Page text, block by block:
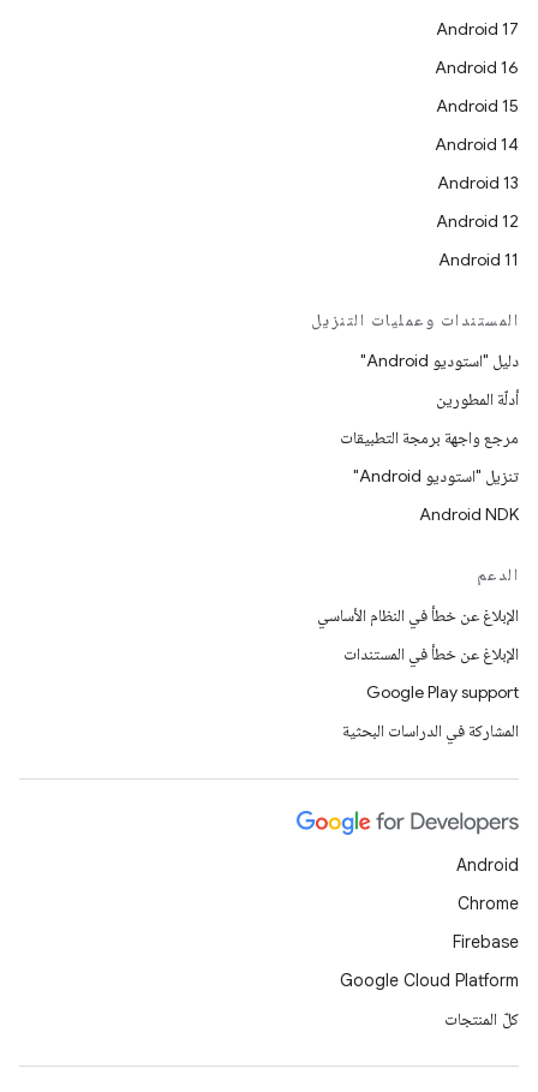
Android 17
Android 16
Android 15
Android 14
Android 13
Android 12
Android 11
المستندات وعمليات التنزيل
دليل "استوديو Android"
أدلّة المطورين
مرجع واجهة برمجة التطبيقات
تنزيل "استوديو Android"
Android NDK
الدعم
الإبلاغ عن خطأ في النظام الأساسي
الإبلاغ عن خطأ في المستندات
Google Play support
المشاركة في الدراسات البحثية
Android
Chrome
Firebase
Google Cloud Platform
كلّ المنتجات